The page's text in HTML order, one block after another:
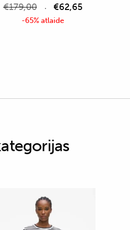
€179,00 €62,65
-65% atlaide